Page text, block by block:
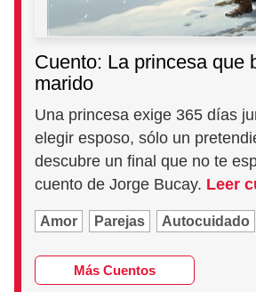
Cuento: La princesa que
marido
Una princesa exige 365 días
elegir esposo, sólo un
descubre un final que no te
cuento de Jorge Bucay. Leer
Amor Parejas Autocuidado
Más Cuentos